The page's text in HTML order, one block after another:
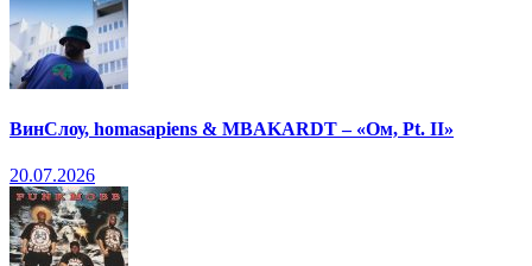
ВинСлоу, homasapiens & MBAKARDT – «Ом, Pt. II»
20.07.2026